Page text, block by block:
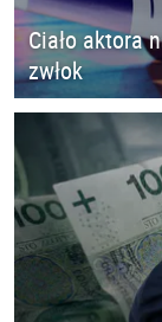
Ciało aktora
zwłok